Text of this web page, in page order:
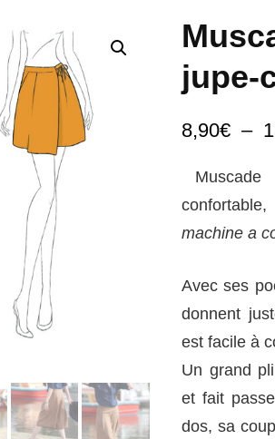
🔍jupe-
8,90€ –
Muscade
machine a
Avec ses
donnent
est facile à
Un grand
et fait
dos, sa